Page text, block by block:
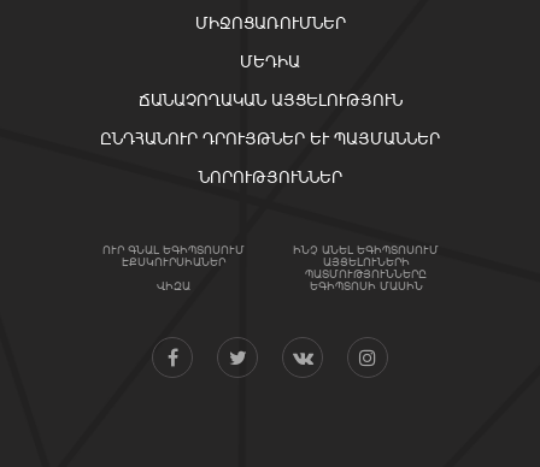
ՄԻՋՈՑԱՌՈՒՄՆԵՐ
ՄԵԴԻԱ
ՃԱՆԱՉՈՂԱԿԱՆ ԱՅՑԵԼՈՒԹՅՈՒՆ
ԸՆԴՀԱՆՈՒՐ ԴՐՈՒՅԹՆԵՐ ԵՒ ՊԱՅՄԱՆՆԵՐ
ՆՈՐՈՒԹՅՈՒՆՆԵՐ
ՈՒՐ ԳՆԱԼ ԵԳԻՊՏՈՍՈՒՄ ԻՆՉ ԱՆԵԼ ԵԳԻՊՏՈՍՈՒՄ
ԷՔՍԿՈՒՐՍԻԱՆԵՐ ԱՅՑԵԼՈՒՆԵՐԻ
ՊԱՏՄՈՒԹՅՈՒՆՆԵՐԸ
ՎԻԶԱ ԵԳԻՊՏՈՍԻ ՄԱՍԻՆ